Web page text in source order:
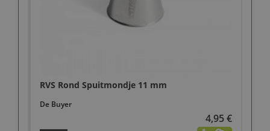
RVS Rond Spuitmondje 11 mm
De Buyer
4,95 €